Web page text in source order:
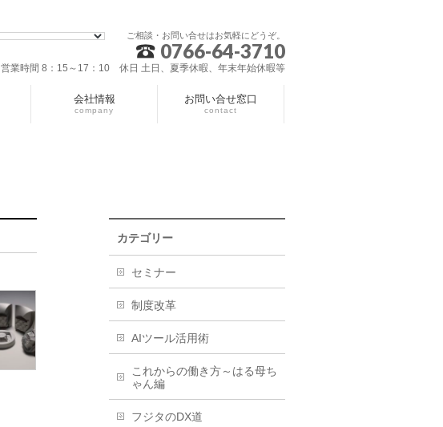
ご相談・お問い合せはお気軽にどうぞ。
0766-64-3710
営業時間 8：15～17：10 休日 土日、夏季休暇、年末年始休暇等
会社情報
company
お問い合せ窓口
contact
カテゴリー
セミナー
制度改革
AIツール活用術
これからの働き方～はる母ち
ゃん編
フジタのDX道